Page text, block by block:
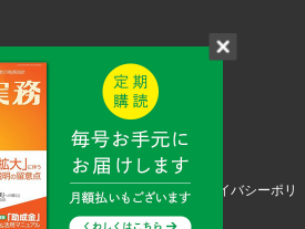
運営会社 お問い合わせ
プライバシーポリ